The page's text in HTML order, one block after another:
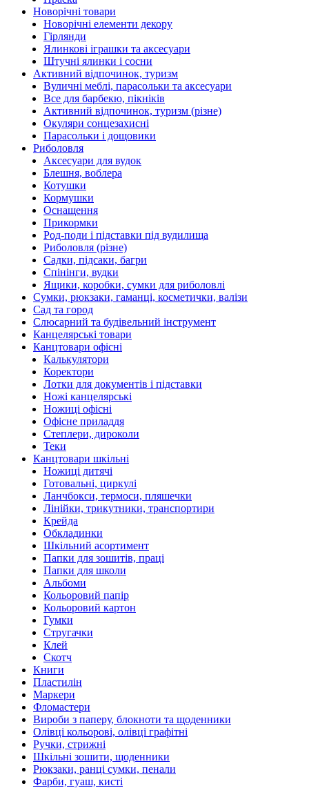
Новорічні товари
Новорічні елементи декору
Гірлянди
Ялинкові іграшки та аксесуари
Штучні ялинки і сосни
Активний відпочинок, туризм
Вуличні меблі, парасольки та аксесуари
Все для барбекю, пікніків
Активний відпочинок, туризм (різне)
Окуляри сонцезахисні
Парасольки і дощовики
Риболовля
Аксесуари для вудок
Блешня, воблера
Котушки
Кормушки
Оснащення
Прикормки
Род-поди і підставки під вудилища
Риболовля (різне)
Садки, підсаки, багри
Спінінги, вудки
Ящики, коробки, сумки для риболовлі
Сумки, рюкзаки, гаманці, косметички, валізи
Сад та город
Слюсарний та будівельний інструмент
Канцелярські товари
Канцтовари офісні
Калькулятори
Коректори
Лотки для документів і підставки
Ножі канцелярські
Ножиці офісні
Офісне приладдя
Степлери, дироколи
Теки
Канцтовари шкільні
Ножиці дитячі
Готовальні, циркулі
Ланчбокси, термоси, пляшечки
Лінійки, трикутники, транспортири
Крейда
Обкладинки
Шкільний асортимент
Папки для зошитів, праці
Папки для школи
Альбоми
Кольоровий папір
Кольоровий картон
Гумки
Стругачки
Клей
Скотч
Книги
Пластилін
Маркери
Фломастери
Вироби з паперу, блокноти та щоденники
Олівці кольорові, олівці графітні
Ручки, стрижні
Шкільні зошити, щоденники
Рюкзаки, ранці сумки, пенали
Фарби, гуаш, кисті